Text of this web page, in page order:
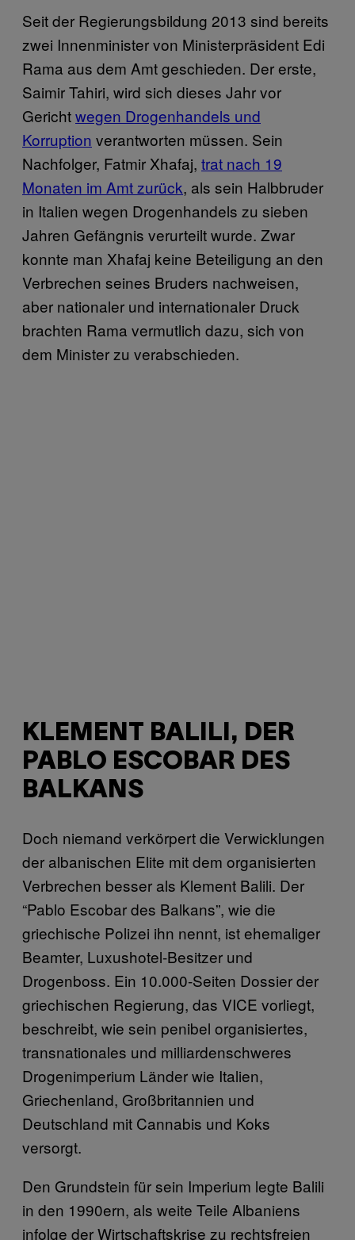
Seit der Regierungsbildung 2013 sind bereits
zwei Innenminister von Ministerpräsident Edi
Rama aus dem Amt geschieden. Der erste,
Saimir Tahiri, wird sich dieses Jahr vor
Gerichtwegen Drogenhandels und
Korruption verantworten müssen. Sein
Nachfolger, Fatmir Xhafaj, trat nach 19
Monaten im Amt zurück, als sein Halbbruder
in Italien wegen Drogenhandels zu sieben
Jahren Gefängnis verurteilt wurde. Zwar
konnte man Xhafaj keine Beteiligung an den
Verbrechen seines Bruders nachweisen,
aber nationaler und internationaler Druck
brachten Rama vermutlich dazu, sich von
dem Minister zu verabschieden.
KLEMENT BALILI, DER
PABLO ESCOBAR DES
BALKANS
Doch niemand verkörpert die Verwicklungen
der albanischen Elite mit dem organisierten
Verbrechen besser als Klement Balili. Der
“Pablo Escobar des Balkans”, wie die
griechische Polizei ihn nennt, ist ehemaliger
Beamter, Luxushotel-Besitzer und
Drogenboss. Ein 10.000-Seiten Dossier der
griechischen Regierung, das VICE vorliegt,
beschreibt, wie sein penibel organisiertes,
transnationales und milliardenschweres
Drogenimperium Länder wie Italien,
Griechenland, Großbritannien und
Deutschland mit Cannabis und Koks
versorgt.
Den Grundstein für sein Imperium legte Balili
in den 1990ern, als weite Teile Albaniens
infolge der Wirtschaftskrise zu rechtsfreien